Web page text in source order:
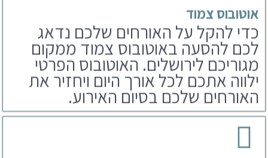
לכם להסעה באוטובוס צמוד ממקום
מגוריכם לירושלים. האוטובוס הפרטי
ילווה אתכם לכל אורך היום ויחזיר את
האורחים שלכם בסיום האירוע.